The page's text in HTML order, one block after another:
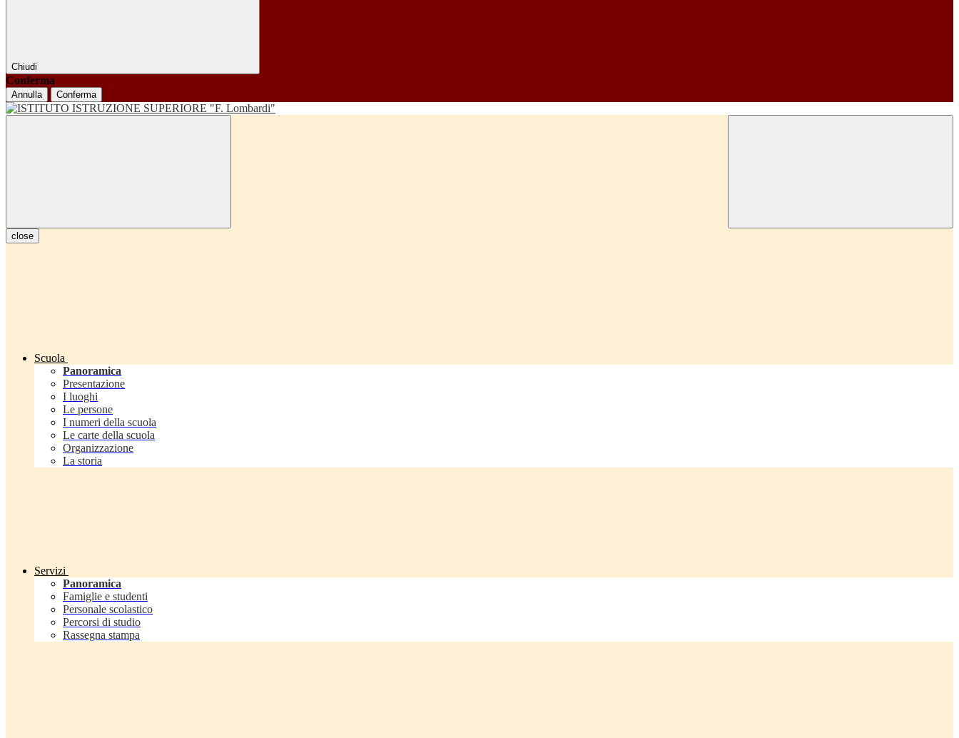
Chiudi
Conferma
Annulla Conferma
close
Scuola
Panoramica
Presentazione
I luoghi
Le persone
I numeri della scuola
Le carte della scuola
Organizzazione
La storia
Servizi
Panoramica
Famiglie e studenti
Personale scolastico
Percorsi di studio
Rassegna stampa